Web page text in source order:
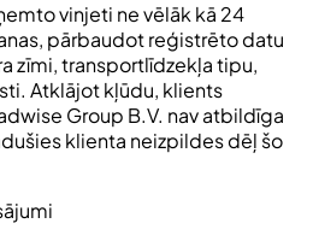
vinjeti ne vēlāk kā 24
pārbaudot reģistrēto datu
zīmi, transportlīdzekļa tipu,
Atklājot kļūdu, klients
Group B.V. nav atbildīga
klienta neizpildes dēļ šo